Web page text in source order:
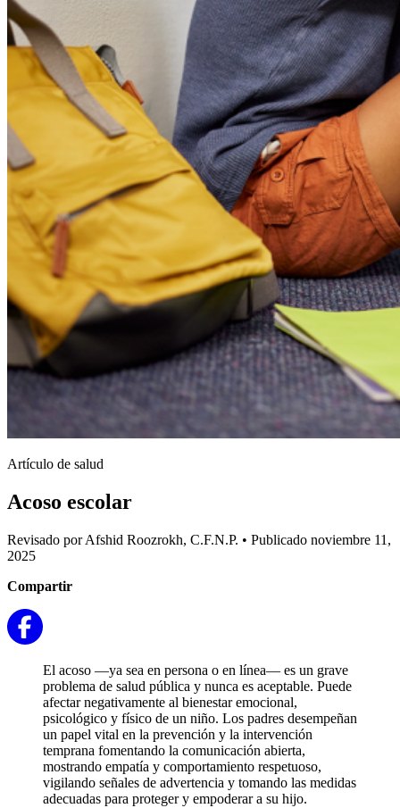
Artículo de salud
Acoso escolar
Revisado por Afshid Roozrokh, C.F.N.P. • Publicado noviembre 11,
2025
Compartir
El acoso —ya sea en persona o en línea— es un grave
problema de salud pública y nunca es aceptable. Puede
afectar negativamente al bienestar emocional,
psicológico y físico de un niño. Los padres desempeñan
un papel vital en la prevención y la intervención
temprana fomentando la comunicación abierta,
mostrando empatía y comportamiento respetuoso,
vigilando señales de advertencia y tomando las medidas
adecuadas para proteger y empoderar a su hijo.